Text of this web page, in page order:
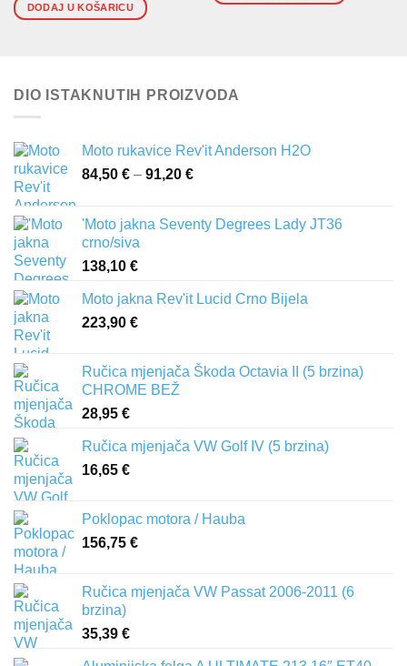
DODAJ U KOŠARICU
DIO ISTAKNUTIH PROIZVODA
Moto rukavice Rev'it Anderson H2O
84,50 € – 91,20 €
84,50 €
'Moto jakna Seventy Degrees Lady JT36
crno/siva
138,10 €
Moto jakna Rev'it Lucid Crno Bijela
223,90 €
Ručica mjenjača Škoda Octavia II (5 brzina)
CHROME BEŽ
28,95 €
Ručica mjenjača VW Golf IV (5 brzina)
16,65 €
Poklopac motora / Hauba
156,75 €
Ručica mjenjača VW Passat 2006-2011 (6
brzina)
35,39 €